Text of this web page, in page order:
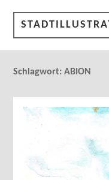
Schlagwort:ABION